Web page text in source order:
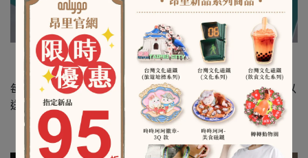
每款動物項鍊皆為獨立包裝，可以直接送禮給對方，也可以
送給自己。